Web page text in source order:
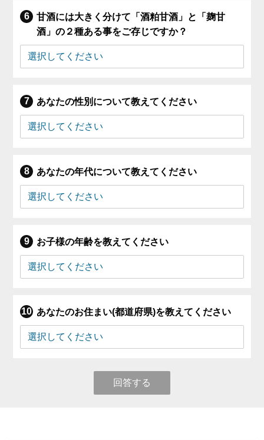
甘酒には大きく分けて「酒粕甘酒」と「麹甘
酒」の２種ある事をご存じですか？
あなたの性別について教えてください
あなたの年代について教えてください
お子様の年齢を教えてください
あなたのお住まい(都道府県)を教えてください
回答する